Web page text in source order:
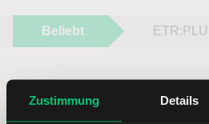
Zustimmung Details
Beliebt